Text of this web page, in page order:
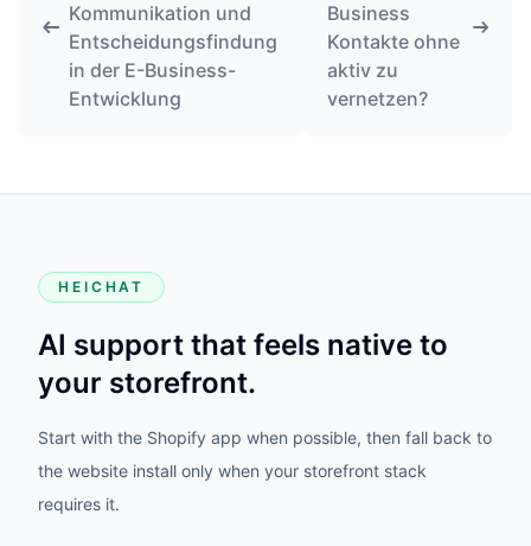
Kommunikation und
Entscheidungsfindung
in der E-Business-
Entwicklung
Business
Kontakte ohne
aktiv zu
vernetzen?
HEICHAT
AI support that feels native to
your storefront.
Start with the Shopify app when possible, then fall back to
the website install only when your storefront stack
requires it.